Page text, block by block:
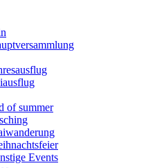
of summer
Events